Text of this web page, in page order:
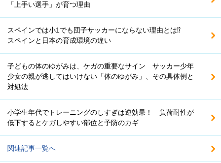
「上手い選手」が育つ理由
スペインでは小1でも団子サッカーにならない理由とは⁉
スペインと日本の育成環境の違い
子どもの体のゆがみは、ケガの重要なサイン サッカー少年
少女の親が逃してはいけない「体のゆがみ」、その具体例と
対処法
小学生年代でトレーニングのしすぎは逆効果！ 負荷耐性が
低下するとケガしやすい部位と予防のカギ
関連記事一覧へ